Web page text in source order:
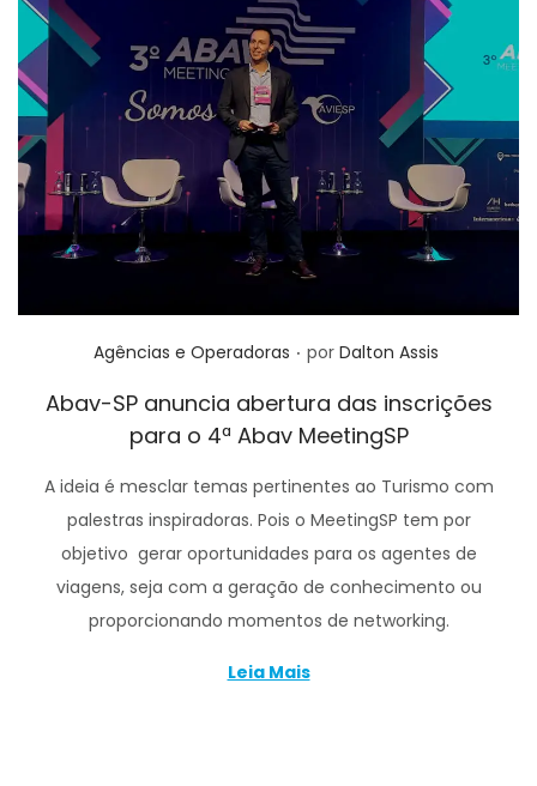
Posted in
Agências e Operadoras . por Dalton Assis
Abav-SP anuncia abertura das inscrições
para o 4ª Abav MeetingSP
A ideia é mesclar temas pertinentes ao Turismo com
palestras inspiradoras. Pois o MeetingSP tem por
objetivo gerar oportunidades para os agentes de
viagens, seja com a geração de conhecimento ou
proporcionando momentos de networking.
Leia Mais